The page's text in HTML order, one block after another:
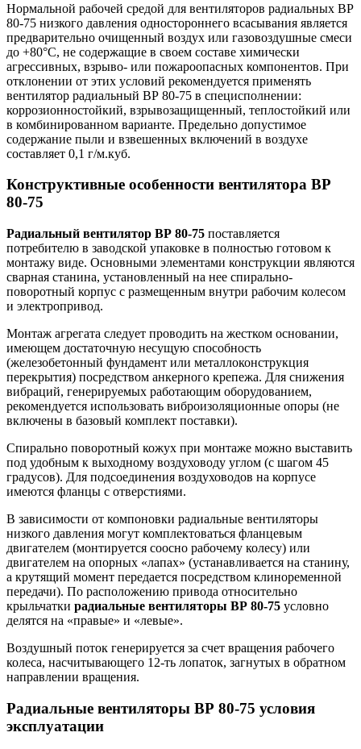
Нормальной рабочей средой для вентиляторов радиальных ВР
80-75 низкого давления одностороннего всасывания является
предварительно очищенный воздух или газовоздушные смеси
до +80°С, не содержащие в своем составе химически
агрессивных, взрыво- или пожароопасных компонентов. При
отклонении от этих условий рекомендуется применять
вентилятор радиальный ВР 80-75 в специсполнении:
коррозионностойкий, взрывозащищенный, теплостойкий или
в комбинированном варианте. Предельно допустимое
содержание пыли и взвешенных включений в воздухе
составляет 0,1 г/м.куб.
Конструктивные особенности вентилятора ВР
80-75
Радиальный вентилятор ВР 80-75 поставляется
потребителю в заводской упаковке в полностью готовом к
монтажу виде. Основными элементами конструкции являются
сварная станина, установленный на нее спирально-
поворотный корпус с размещенным внутри рабочим колесом
и электропривод.
Монтаж агрегата следует проводить на жестком основании,
имеющем достаточную несущую способность
(железобетонный фундамент или металлоконструкция
перекрытия) посредством анкерного крепежа. Для снижения
вибраций, генерируемых работающим оборудованием,
рекомендуется использовать виброизоляционные опоры (не
включены в базовый комплект поставки).
Спирально поворотный кожух при монтаже можно выставить
под удобным к выходному воздуховоду углом (с шагом 45
градусов). Для подсоединения воздуховодов на корпусе
имеются фланцы с отверстиями.
В зависимости от компоновки радиальные вентиляторы
низкого давления могут комплектоваться фланцевым
двигателем (монтируется соосно рабочему колесу) или
двигателем на опорных «лапах» (устанавливается на станину,
а крутящий момент передается посредством клиноременной
передачи). По расположению привода относительно
крыльчатки радиальные вентиляторы ВР 80-75 условно
делятся на «правые» и «левые».
Воздушный поток генерируется за счет вращения рабочего
колеса, насчитывающего 12-ть лопаток, загнутых в обратном
направлении вращения.
Радиальные вентиляторы ВР 80-75 условия
эксплуатации